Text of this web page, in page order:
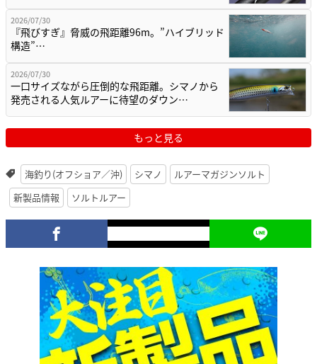
2026/07/30
『飛びすぎ』脅威の飛距離96m。”ハイブリッド
構造”…
2026/07/30
一口サイズながら圧倒的な飛距離。シマノから
発売される人気ルアーに待望のダウン…
もっと見る
海釣り(オフショア／沖) シマノ
ルアーマガジンソルト
新製品情報
ソルトルアー